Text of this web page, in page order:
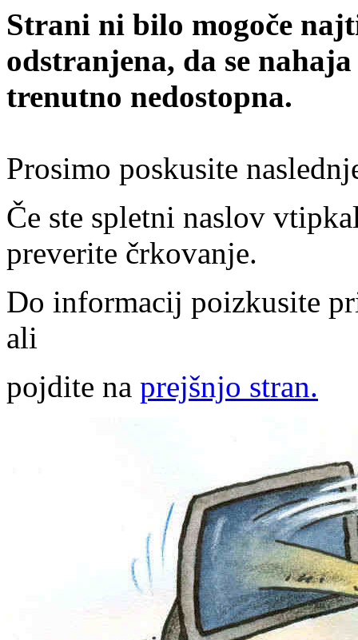
Strani ni bilo mogoče
odstranjena, da se
trenutno nedostopna.
Prosimo poskusite
Če ste spletni naslov
preverite črkovanje.
Do informacij poizkusite
ali
pojdite na prejšnjo stran.